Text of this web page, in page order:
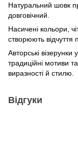
Натуральний шовк
довговічний.
Насичені кольори,
створюють відчуття
Авторські візерунки
традиційні мотиви
виразності й стилю.
Відгуки